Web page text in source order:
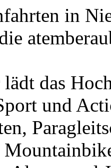
in
das
und